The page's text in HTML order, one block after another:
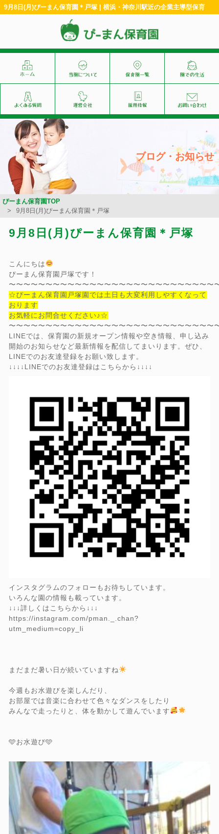
9月8日(月)ぴーまん保育園＊戸塚 | 横浜・神奈川駅近の企業主導型保育
ブログ・お知らせ
ぴーまん保育園TOP
9月8日(月)ぴーまん保育園＊戸塚
9月8日(月)ぴーまん保育園＊戸塚
こんにちは
ぴーまん保育園戸塚です！
〜〜〜〜〜〜〜〜〜〜〜〜〜〜〜〜〜〜〜〜〜〜〜〜〜〜〜〜
☆ぴーまん保育園戸塚園では土日も大変利用しやすくなって
おります
お気軽にお問合せください♪☆
〜〜〜〜〜〜〜〜〜〜〜〜〜〜〜〜〜〜〜〜〜〜〜〜〜〜〜〜
LINEでは、保育園の新規オープン情報や空き情報、申し込み
開始のお知らせなど最新情報を配信してまいります。ぜひ、
LINEでのお友達登録をお願い致します。
↓↓↓↓LINEでのお友達登録はこちらから↓↓↓↓
インスタグラムのフォローもお待ちしています。
いろんな園の情報も載っています。
↓↓↓詳しくはこちらから↓↓↓
https://instagram.com/pman._.chan?
utm_medium=copy_li
まだまだ暑い日が続いていますね
今週もお水遊びを楽しんだり、
お部屋では音楽に合わせて色々なダンスをしたり
みんなで走ったりと、体を動かして遊んでいます
🩵お水遊び🩵